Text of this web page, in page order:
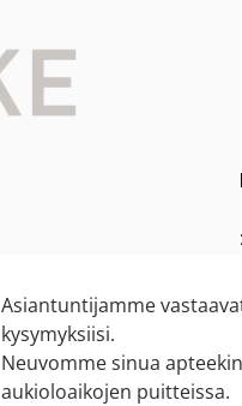
Asiakaspalvelu
Oulun Ruskon Apteekki:
Asiantuntijamme
kysymyksiisi.
Neuvomme sinua apteekin
aukioloaikojen puitteissa.